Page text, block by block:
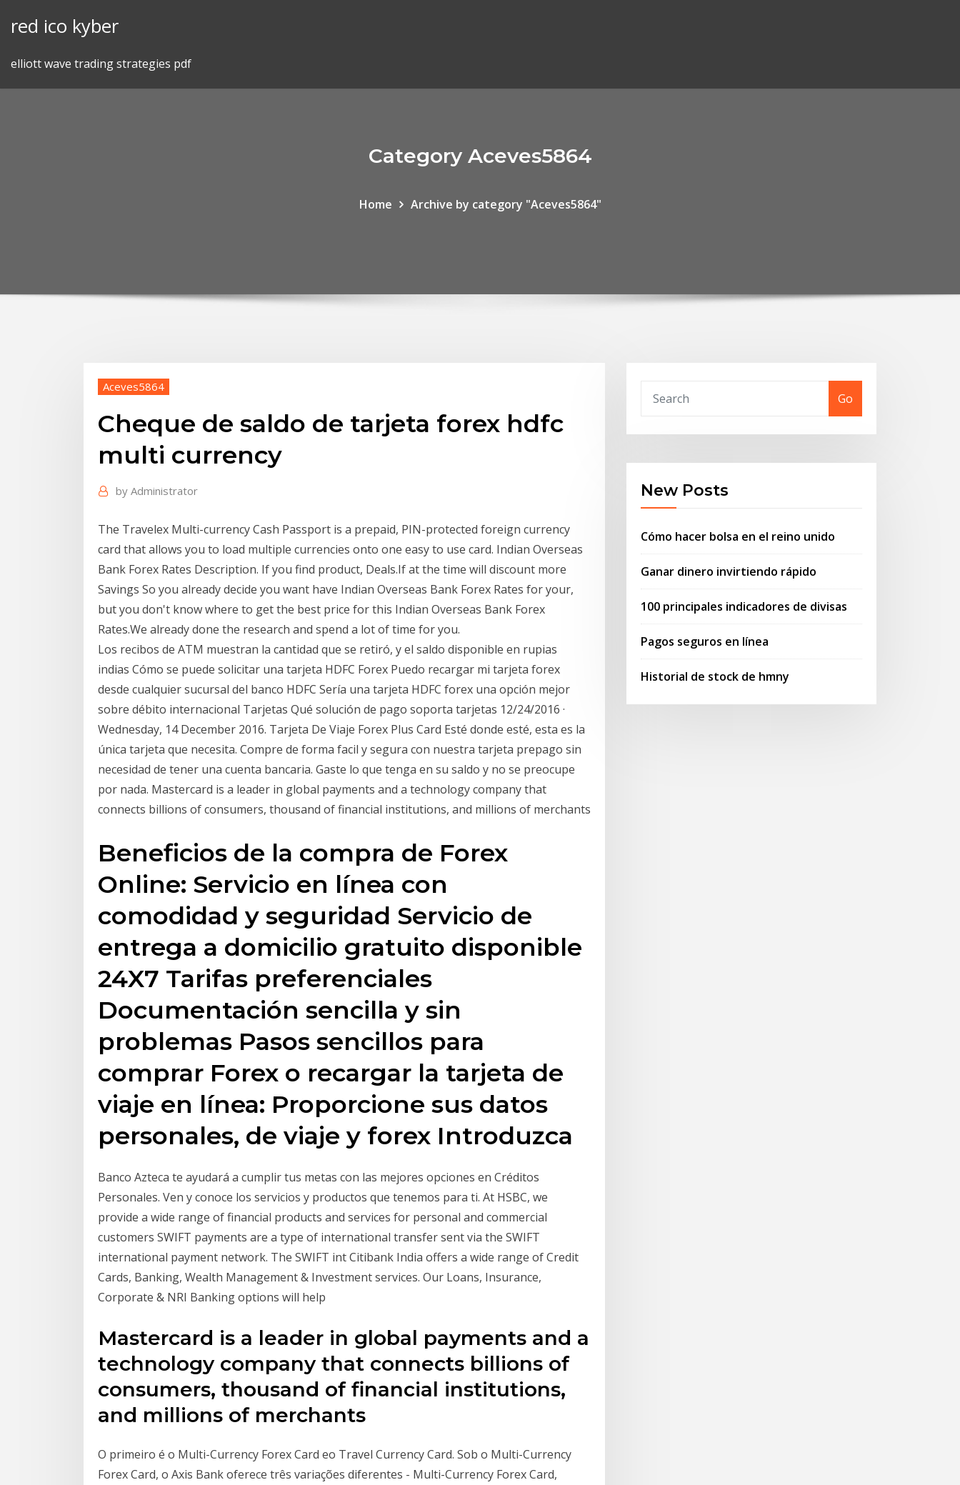
red ico kyber
elliott wave trading strategies pdf
Category Aceves5864
Home Archive by category "Aceves5864"
Aceves5864
Cheque de saldo de tarjeta forex hdfc
multi currency
by Administrator
The Travelex Multi-currency Cash Passport is a prepaid, PIN-protected foreign currency
card that allows you to load multiple currencies onto one easy to use card. Indian Overseas
Bank Forex Rates Description. If you find product, Deals.If at the time will discount more
Savings So you already decide you want have Indian Overseas Bank Forex Rates for your,
but you don't know where to get the best price for this Indian Overseas Bank Forex
Rates.We already done the research and spend a lot of time for you.
Los recibos de ATM muestran la cantidad que se retiró, y el saldo disponible en rupias
indias Cómo se puede solicitar una tarjeta HDFC Forex Puedo recargar mi tarjeta forex
desde cualquier sucursal del banco HDFC Sería una tarjeta HDFC forex una opción mejor
sobre débito internacional Tarjetas Qué solución de pago soporta tarjetas 12/24/2016 ·
Wednesday, 14 December 2016. Tarjeta De Viaje Forex Plus Card Esté donde esté, esta es la
única tarjeta que necesita. Compre de forma facil y segura con nuestra tarjeta prepago sin
necesidad de tener una cuenta bancaria. Gaste lo que tenga en su saldo y no se preocupe
por nada. Mastercard is a leader in global payments and a technology company that
connects billions of consumers, thousand of financial institutions, and millions of merchants
Beneficios de la compra de Forex
Online: Servicio en línea con
comodidad y seguridad Servicio de
entrega a domicilio gratuito disponible
24X7 Tarifas preferenciales
Documentación sencilla y sin
problemas Pasos sencillos para
comprar Forex o recargar la tarjeta de
viaje en línea: Proporcione sus datos
personales, de viaje y forex Introduzca
Banco Azteca te ayudará a cumplir tus metas con las mejores opciones en Créditos
Personales. Ven y conoce los servicios y productos que tenemos para ti. At HSBC, we
provide a wide range of financial products and services for personal and commercial
customers SWIFT payments are a type of international transfer sent via the SWIFT
international payment network. The SWIFT int Citibank India offers a wide range of Credit
Cards, Banking, Wealth Management & Investment services. Our Loans, Insurance,
Corporate & NRI Banking options will help
Mastercard is a leader in global payments and a
technology company that connects billions of
consumers, thousand of financial institutions,
and millions of merchants
O primeiro é o Multi-Currency Forex Card eo Travel Currency Card. Sob o Multi-Currency
Forex Card, o Axis Bank oferece três variações diferentes - Multi-Currency Forex Card,
Go
New Posts
Cómo hacer bolsa en el reino unido
Ganar dinero invirtiendo rápido
100 principales indicadores de divisas
Pagos seguros en línea
Historial de stock de hmny